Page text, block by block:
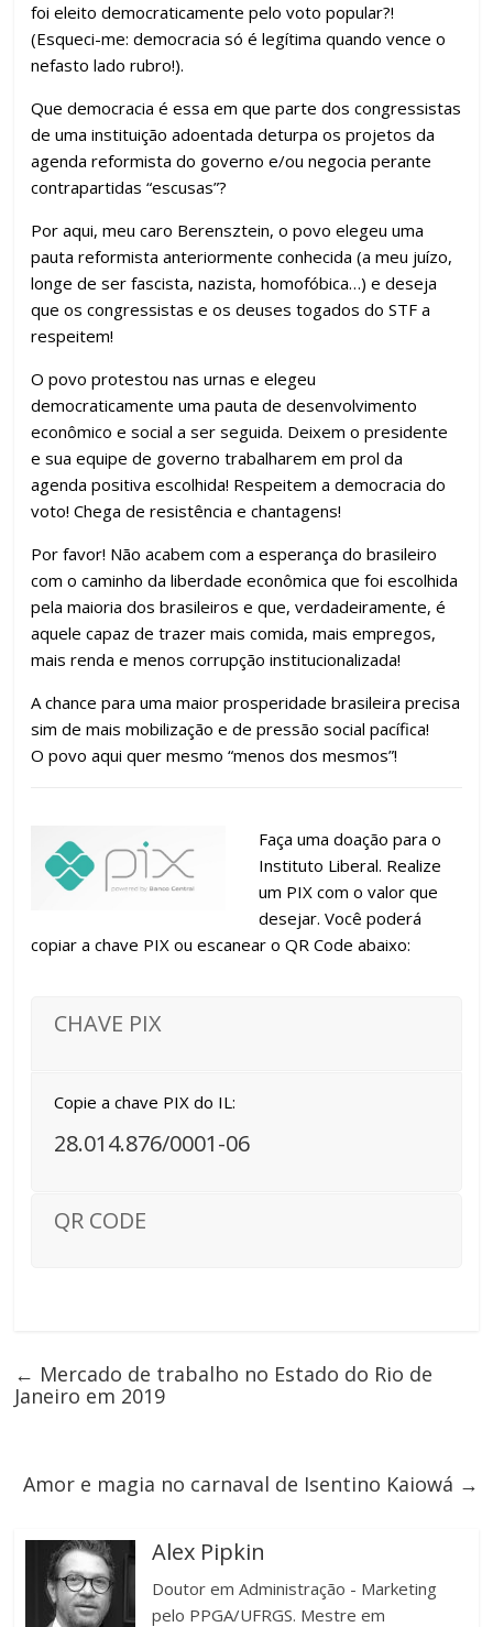
foi eleito democraticamente pelo voto popular?!
(Esqueci-me: democracia só é legítima quando vence o
nefasto lado rubro!).
Que democracia é essa em que parte dos congressistas
de uma instituição adoentada deturpa os projetos da
agenda reformista do governo e/ou negocia perante
contrapartidas “escusas”?
Por aqui, meu caro Berensztein, o povo elegeu uma
pauta reformista anteriormente conhecida (a meu juízo,
longe de ser fascista, nazista, homofóbica…) e deseja
que os congressistas e os deuses togados do STF a
respeitem!
O povo protestou nas urnas e elegeu
democraticamente uma pauta de desenvolvimento
econômico e social a ser seguida. Deixem o presidente
e sua equipe de governo trabalharem em prol da
agenda positiva escolhida! Respeitem a democracia do
voto! Chega de resistência e chantagens!
Por favor! Não acabem com a esperança do brasileiro
com o caminho da liberdade econômica que foi escolhida
pela maioria dos brasileiros e que, verdadeiramente, é
aquele capaz de trazer mais comida, mais empregos,
mais renda e menos corrupção institucionalizada!
A chance para uma maior prosperidade brasileira precisa
sim de mais mobilização e de pressão social pacífica!
O povo aqui quer mesmo “menos dos mesmos”!
Faça uma doação para o
Instituto Liberal. Realize
um PIX com o valor que
desejar. Você poderá
copiar a chave PIX ou escanear o QR Code abaixo:
CHAVE PIX
Copie a chave PIX do IL:
28.014.876/0001-06
QR CODE
← Mercado de trabalho no Estado do Rio de
Janeiro em 2019
Amor e magia no carnaval de Isentino Kaiowá →
Alex Pipkin
Doutor em Administração - Marketing
pelo PPGA/UFRGS. Mestre em